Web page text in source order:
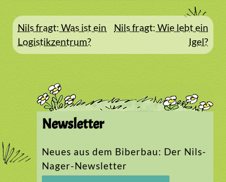
Beitragsnavigation
Nils fragt: Was ist ein
Logistikzentrum?
Nils fragt: Wie lebt ein
Igel?
Newsletter
Neues aus dem Biberbau: Der Nils-
Nager-Newsletter